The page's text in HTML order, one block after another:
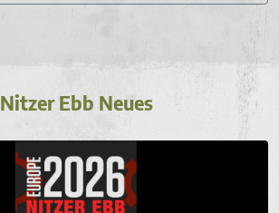
Nitzer Ebb Neues